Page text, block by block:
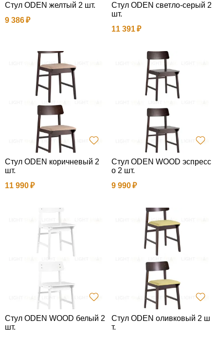
Стул ODEN желтый 2 шт.
9 386
Стул ODEN светло-серый 2
шт.
11 391
Стул ODEN коричневый 2
шт.
11 990
Стул ODEN WOOD эспресс
о 2 шт.
9 990
Стул ODEN WOOD белый 2
шт.
Стул ODEN оливковый 2 ш
т.